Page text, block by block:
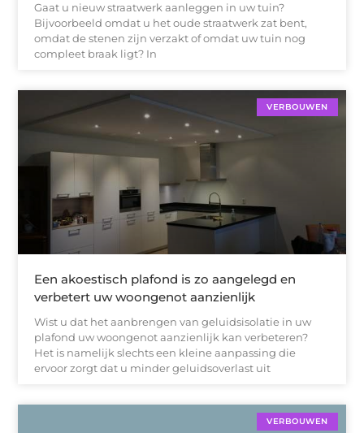
Gaat u nieuw straatwerk aanleggen in uw tuin?
Bijvoorbeeld omdat u het oude straatwerk zat bent,
omdat de stenen zijn verzakt of omdat uw tuin nog
compleet braak ligt? In
VERBOUWEN
Een akoestisch plafond is zo aangelegd en
verbetert uw woongenot aanzienlijk
Wist u dat het aanbrengen van geluidsisolatie in uw
plafond uw woongenot aanzienlijk kan verbeteren?
Het is namelijk slechts een kleine aanpassing die
ervoor zorgt dat u minder geluidsoverlast uit
VERBOUWEN